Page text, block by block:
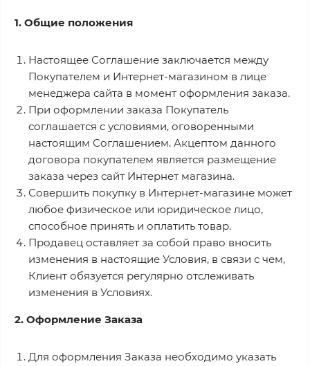
1. Общие положения
Настоящее Соглашение заключается между
Покупателем и Интернет-магазином в лице
менеджера сайта в момент оформления заказа.
При оформлении заказа Покупатель
соглашается с условиями, оговоренными
настоящим Соглашением. Акцептом данного
договора покупателем является размещение
заказа через сайт Интернет магазина.
Совершить покупку в Интернет-магазине может
любое физическое или юридическое лицо,
способное принять и оплатить товар.
Продавец оставляет за собой право вносить
изменения в настоящие Условия, в связи с чем,
Клиент обязуется регулярно отслеживать
изменения в Условиях.
2. Оформление Заказа
Для оформления Заказа необходимо указать